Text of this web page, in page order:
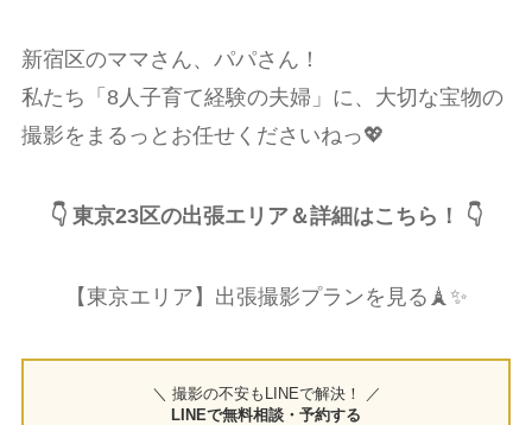
新宿区のママさん、パパさん！
私たち「8人子育て経験の夫婦」に、大切な宝物の
撮影をまるっとお任せくださいねっ💖
👇 東京23区の出張エリア＆詳細はこちら！ 👇
【東京エリア】出張撮影プランを見る🗼✨
＼ 撮影の不安もLINEで解決！ ／
LINEで無料相談・予約する